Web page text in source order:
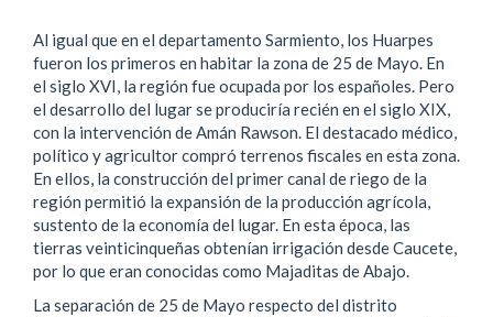
Al igual que en el departamento Sarmiento, los Huarpes
fueron los primeros en habitar la zona de 25 de Mayo. En
el siglo XVI, la región fue ocupada por los españoles. Pero
el desarrollo del lugar se produciría recién en el siglo XIX,
con la intervención de Amán Rawson. El destacado médico,
político y agricultor compró terrenos fiscales en esta zona.
En ellos, la construcción del primer canal de riego de la
región permitió la expansión de la producción agrícola,
sustento de la economía del lugar. En esta época, las
tierras veinticinqueñas obtenían irrigación desde Caucete,
por lo que eran conocidas como Majaditas de Abajo.
La separación de 25 de Mayo respecto del distrito